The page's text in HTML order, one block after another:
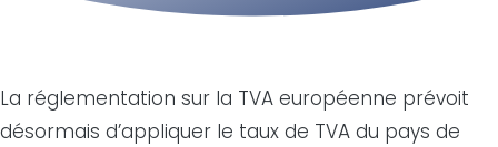
La réglementation sur la TVA européenne prévoit
désormais d’appliquer le taux de TVA du pays de